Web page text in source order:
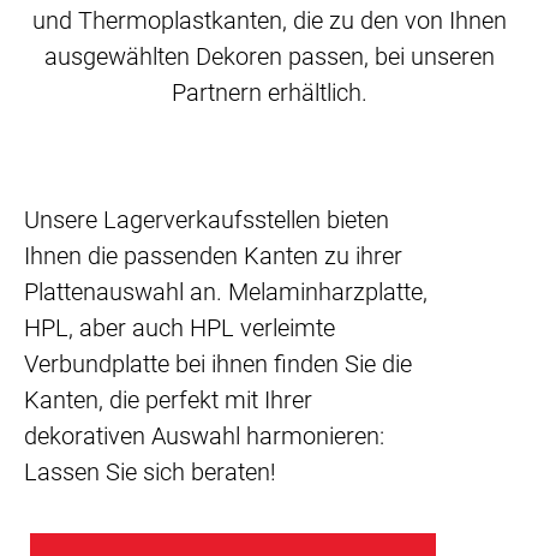
und Thermoplastkanten, die zu den von Ihnen
ausgewählten Dekoren passen, bei unseren
Partnern erhältlich.
Unsere Lagerverkaufsstellen bieten
Ihnen die passenden Kanten zu ihrer
Plattenauswahl an. Melaminharzplatte,
HPL, aber auch HPL verleimte
Verbundplatte bei ihnen finden Sie die
Kanten, die perfekt mit Ihrer
dekorativen Auswahl harmonieren:
Lassen Sie sich beraten!